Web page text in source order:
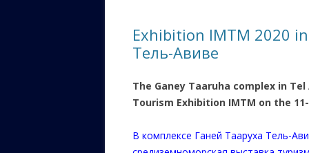
ВАШИ
Exhibition IMTM 2020
Тель-Авиве
The Ganey Taaruha complex in
Tourism Exhibition IMTM on the
В комплексе Ганей Тааруха Тель-